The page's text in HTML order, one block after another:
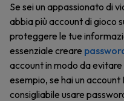
Se sei un appassionato di
abbia più account di gioco
proteggere le tue
essenziale creare
account in modo da evitare
esempio, se hai un
consigliabile usare